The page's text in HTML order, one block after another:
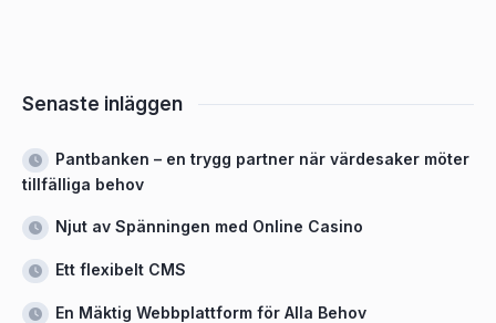
Senaste inläggen
Pantbanken – en trygg partner när värdesaker möter
tillfälliga behov
Njut av Spänningen med Online Casino
Ett flexibelt CMS
En Mäktig Webbplattform för Alla Behov